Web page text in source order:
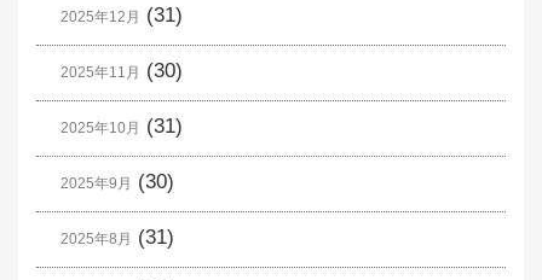
2025年12月 (31)
2025年11月 (30)
2025年10月 (31)
2025年9月 (30)
2025年8月 (31)